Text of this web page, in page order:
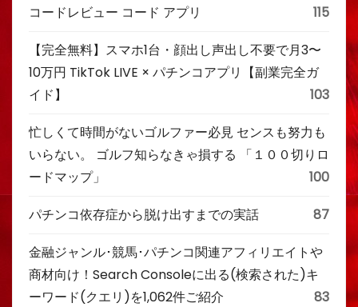
コードレビュー コード アプリ
115
【完全無料】スマホ1台・顔出し声出し不要で月3〜
10万円 TikTok LIVE × パチンコアプリ【副業完全ガ
イド】
103
忙しくて時間がないゴルファー必見 センスも努力も
いらない。 ゴルフ知らなきゃ損する 「１００切りロ
ードマップ」
100
パチンコ依存症から脱け出すまでの実話 87
金融ジャンル･競馬･パチンコ関連アフィリエイトや
商材向け！Search Consoleに出る(検索された)キ
ーワード(クエリ)を1,062件ご紹介
83